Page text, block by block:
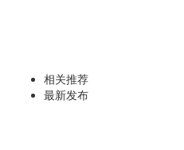
相关推荐
最新发布